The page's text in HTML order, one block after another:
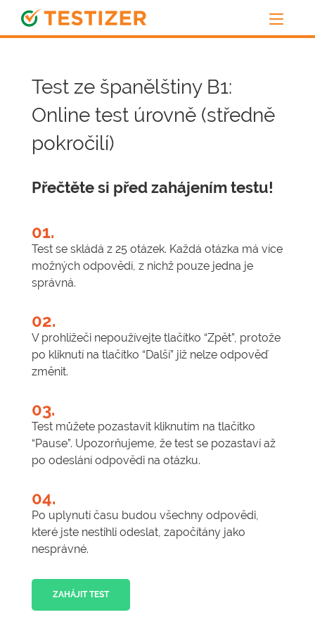
Test ze španělštiny B1:
Online test úrovně (středně
pokročilí)
Přečtěte si před zahájením testu!
01.
Test se skládá z 25 otázek. Každá otázka má více
možných odpovědí, z nichž pouze jedna je
správná.
02.
V prohlížeči nepoužívejte tlačítko “Zpět”, protože
po kliknutí na tlačítko “Další” již nelze odpověď
změnit.
03.
Test můžete pozastavit kliknutím na tlačítko
“Pause”. Upozorňujeme, že test se pozastaví až
po odeslání odpovědi na otázku.
04.
Po uplynutí času budou všechny odpovědi,
které jste nestihli odeslat, započítány jako
nesprávné.
ZAHÁJIT TEST